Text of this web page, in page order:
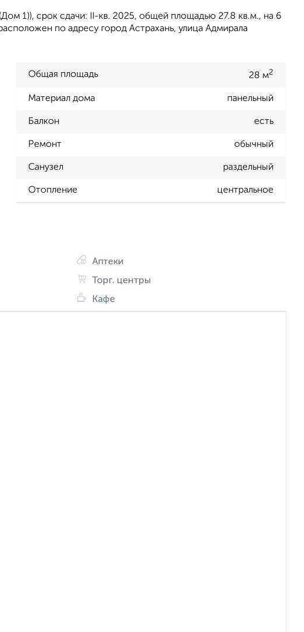
1)), срок сдачи: II-кв. 2025, общей площадью 27.8 кв.м., на 6
по адресу город Астрахань, улица Адмирала
Общая площадь 28 м2
Материал дома панельный
Балкон есть
Ремонт обычный
Санузел раздельный
Отопление центральное
Аптеки
Торг. центры
Кафе